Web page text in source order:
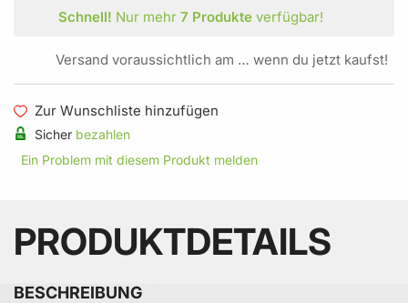
Schnell! Nur mehr 7 Produkteverfügbar!
Versand voraussichtlich am … wenn du jetzt kaufst!
Zur Wunschliste hinzufügen
Sicher bezahlen
Ein Problem mit diesem Produkt melden
PRODUKTDETAILS
BESCHREIBUNG